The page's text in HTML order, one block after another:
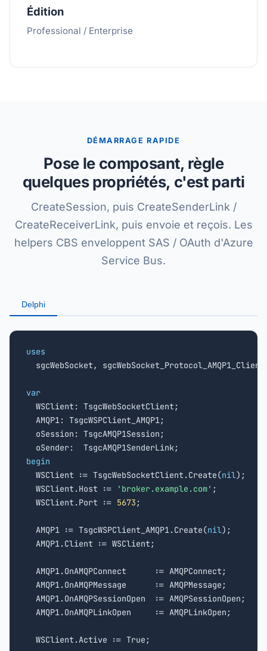
Édition
Professional / Enterprise
DÉMARRAGE RAPIDE
Pose le composant, règle
quelques propriétés, c'est parti
CreateSession, puis CreateSenderLink /
CreateReceiverLink, puis envoie et reçois. Les
helpers CBS enveloppent SAS / OAuth d'Azure
Service Bus.
Delphi
uses
sgcWebSocket,
var
WSClient: TsgcWebSocketClient;
  AMQP1: TsgcWSPClient_AMQP1;
  oSession: TsgcAMQP1Session;
begin
WSClient := TsgcWebSocketClient.Create(nil);
  WSClient.Host :=
'broker.example.com' ;
  WSClient.Port :=
5673 ;
  AMQP1 := TsgcWSPClient_AMQP1.Create(
nil);
  AMQP1.Client := WSClient;
  AMQP1.OnAMQPConnect      := AMQPConnect;
  AMQP1.OnAMQPMessage      := AMQPMessage;
  AMQP1.OnAMQPSessionOpen  := AMQPSessionOpen;
  AMQP1.OnAMQPLinkOpen     := AMQPLinkOpen;
  WSClient.Active := True;